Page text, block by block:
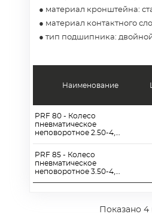
● материал кронштейна:
● материал контактного
● тип подшипника:
Наименование
PRF 80 - Колесо
пневматическое
неповоротное 2.50-4,
обод
PRF 85 - Колесо
пневматическое
неповоротное 3.50-4,
Показано 4